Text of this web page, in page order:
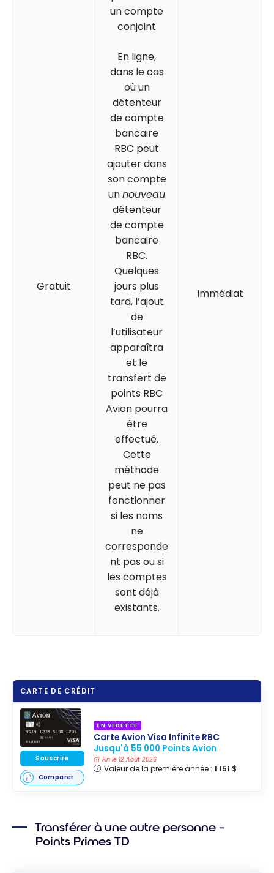
Gratuit
un compte
conjoint
En ligne,
dans le cas
où un
détenteur
de compte
bancaire
RBC peut
ajouter dans
son compte
unnouveau
détenteur
de compte
bancaire
RBC.
Quelques
jours plus
tard, l’ajout
de
l’utilisateur
apparaîtra
et le
transfert de
points RBC
Avion pourra
être
effectué.
Cette
méthode
peut ne pas
fonctionner
si les noms
ne
corresponde
nt pas ou si
les comptes
sont déjà
existants.
Immédiat
CARTE DE CRÉDIT
EN VEDETTE
Carte Avion Visa Infinite RBC
Jusqu'à 55 000 Points Avion
Fin le 12 Août 2026
Valeur de la première année : 1 151 $
Souscrire
Comparer
Transférer à une autre personne –
Points Primes TD